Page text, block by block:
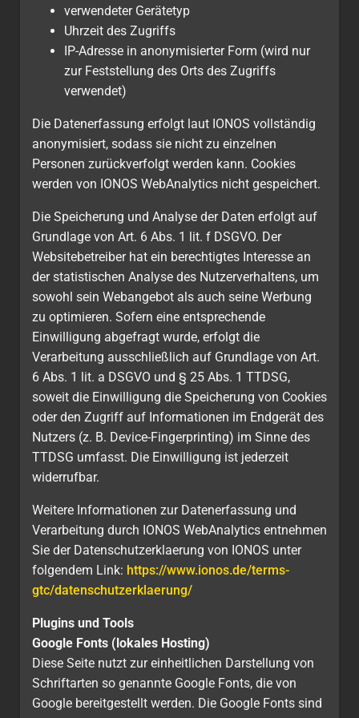
verwendeter Gerätetyp
Uhrzeit des Zugriffs
IP-Adresse in anonymisierter Form (wird nur
zur Feststellung des Orts des Zugriffs
verwendet)
Die Datenerfassung erfolgt laut IONOS vollständig
anonymisiert, sodass sie nicht zu einzelnen
Personen zurückverfolgt werden kann. Cookies
werden von IONOS WebAnalytics nicht gespeichert.
Die Speicherung und Analyse der Daten erfolgt auf
Grundlage von Art. 6 Abs. 1 lit. f DSGVO. Der
Websitebetreiber hat ein berechtigtes Interesse an
der statistischen Analyse des Nutzerverhaltens, um
sowohl sein Webangebot als auch seine Werbung
zu optimieren. Sofern eine entsprechende
Einwilligung abgefragt wurde, erfolgt die
Verarbeitung ausschließlich auf Grundlage von Art.
6 Abs. 1 lit. a DSGVO und § 25 Abs. 1 TTDSG,
soweit die Einwilligung die Speicherung von Cookies
oder den Zugriff auf Informationen im Endgerät des
Nutzers (z. B. Device-Fingerprinting) im Sinne des
TTDSG umfasst. Die Einwilligung ist jederzeit
widerrufbar.
Weitere Informationen zur Datenerfassung und
Verarbeitung durch IONOS WebAnalytics entnehmen
Sie der Datenschutzerklaerung von IONOS unter
folgendem Link: https://www.ionos.de/terms-
gtc/datenschutzerklaerung/
Plugins und Tools
Google Fonts (lokales Hosting)
Diese Seite nutzt zur einheitlichen Darstellung von
Schriftarten so genannte Google Fonts, die von
Google bereitgestellt werden. Die Google Fonts sind